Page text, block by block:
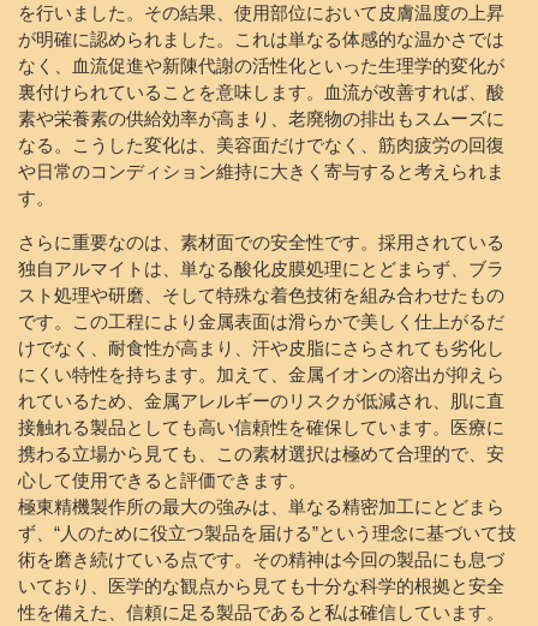
を行いました。その結果、使用部位において皮膚温度の上昇
が明確に認められました。これは単なる体感的な温かさでは
なく、血流促進や新陳代謝の活性化といった生理学的変化が
裏付けられていることを意味します。血流が改善すれば、酸
素や栄養素の供給効率が高まり、老廃物の排出もスムーズに
なる。こうした変化は、美容面だけでなく、筋肉疲労の回復
や日常のコンディション維持に大きく寄与すると考えられま
す。
さらに重要なのは、素材面での安全性です。採用されている
独自アルマイトは、単なる酸化皮膜処理にとどまらず、ブラ
スト処理や研磨、そして特殊な着色技術を組み合わせたもの
です。この工程により金属表面は滑らかで美しく仕上がるだ
けでなく、耐食性が高まり、汗や皮脂にさらされても劣化し
にくい特性を持ちます。加えて、金属イオンの溶出が抑えら
れているため、金属アレルギーのリスクが低減され、肌に直
接触れる製品としても高い信頼性を確保しています。医療に
携わる立場から見ても、この素材選択は極めて合理的で、安
心して使用できると評価できます。
極東精機製作所の最大の強みは、単なる精密加工にとどまら
ず、“人のために役立つ製品を届ける”という理念に基づいて技
術を磨き続けている点です。その精神は今回の製品にも息づ
いており、医学的な観点から見ても十分な科学的根拠と安全
性を備えた、信頼に足る製品であると私は確信しています。